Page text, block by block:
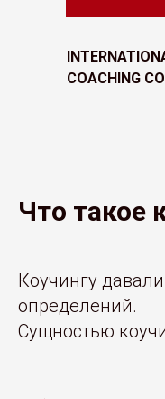
COACHING
Что такое
Коучингу
определений.
Сущностью